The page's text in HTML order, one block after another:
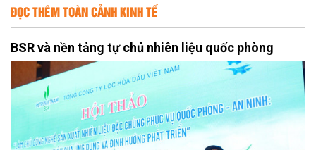
ĐỌC THÊM TOÀN CẢNH KINH TẾ
BSR và nền tảng tự chủ nhiên liệu quốc phòng